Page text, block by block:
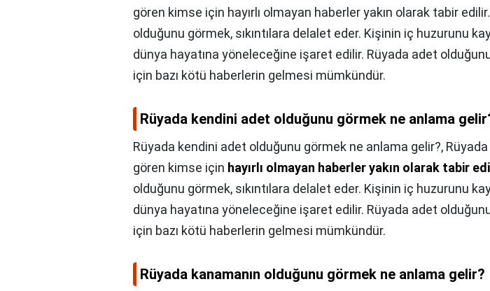
gören kimse için hayırlı olmayan haberler yakın olarak tabir
olduğunu görmek, sıkıntılara delalet eder. Kişinin iç huzurunu
dünya hayatına yöneleceğine işaret edilir. Rüyada adet
için bazı kötü haberlerin gelmesi mümkündür.
Rüyada kendini adet olduğunu görmek ne anlama
Rüyada kendini adet olduğunu görmek ne anlama gelir?,
gören kimse için hayırlı olmayan haberler yakın olarak tabir
olduğunu görmek, sıkıntılara delalet eder. Kişinin iç huzurunu
dünya hayatına yöneleceğine işaret edilir. Rüyada adet
için bazı kötü haberlerin gelmesi mümkündür.
Rüyada kanamanın olduğunu görmek ne anlama gelir?